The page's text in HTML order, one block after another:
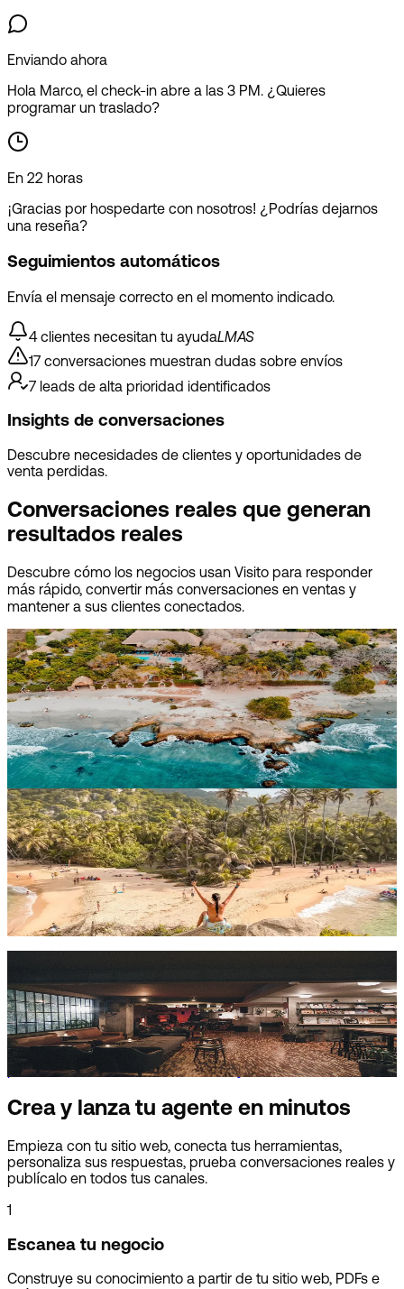
Enviando ahora
Hola Marco, el check-in abre a las 3 PM. ¿Quieres
programar un traslado?
En 22 horas
¡Gracias por hospedarte con nosotros! ¿Podrías dejarnos
una reseña?
Seguimientos automáticos
Envía el mensaje correcto en el momento indicado.
4 clientes necesitan tu ayudaLMAS
17 conversaciones muestran dudas sobre envíos
7 leads de alta prioridad identificados
Insights de conversaciones
Descubre necesidades de clientes y oportunidades de
venta perdidas.
Conversaciones reales que generan
resultados reales
Descubre cómo los negocios usan Visito para responder
más rápido, convertir más conversaciones en ventas y
mantener a sus clientes conectados.
Blue Apple Beach
Del primer mensaje al próximo escape a la isla
Este resort isleño certificado como B Corp automatiza el
70% de las preguntas, completa reservas en el chat y
vuelve a conectar con huéspedes anteriores.
Leer la historia del cliente
The Dreamer
Servicio de primera en más de 30.000 mensajes
al mes
En cuatro destinos colombianos, Visito automatiza el 94%
de los mensajes y el equipo interviene cuando se necesita
atención personal.
De mensajes interminables a noches inolvidables
El venue de Ciudad de México automatiza más del 80% de
las reservas por WhatsApp e Instagram, liberando al equipo
para enfocarse en artistas, eventos y visitantes.
Crea y lanza tu agente en minutos
Empieza con tu sitio web, conecta tus herramientas,
personaliza sus respuestas, prueba conversaciones reales y
publícalo en todos tus canales.
1
Escanea tu negocio
Construye su conocimiento a partir de tu sitio web, PDFs e